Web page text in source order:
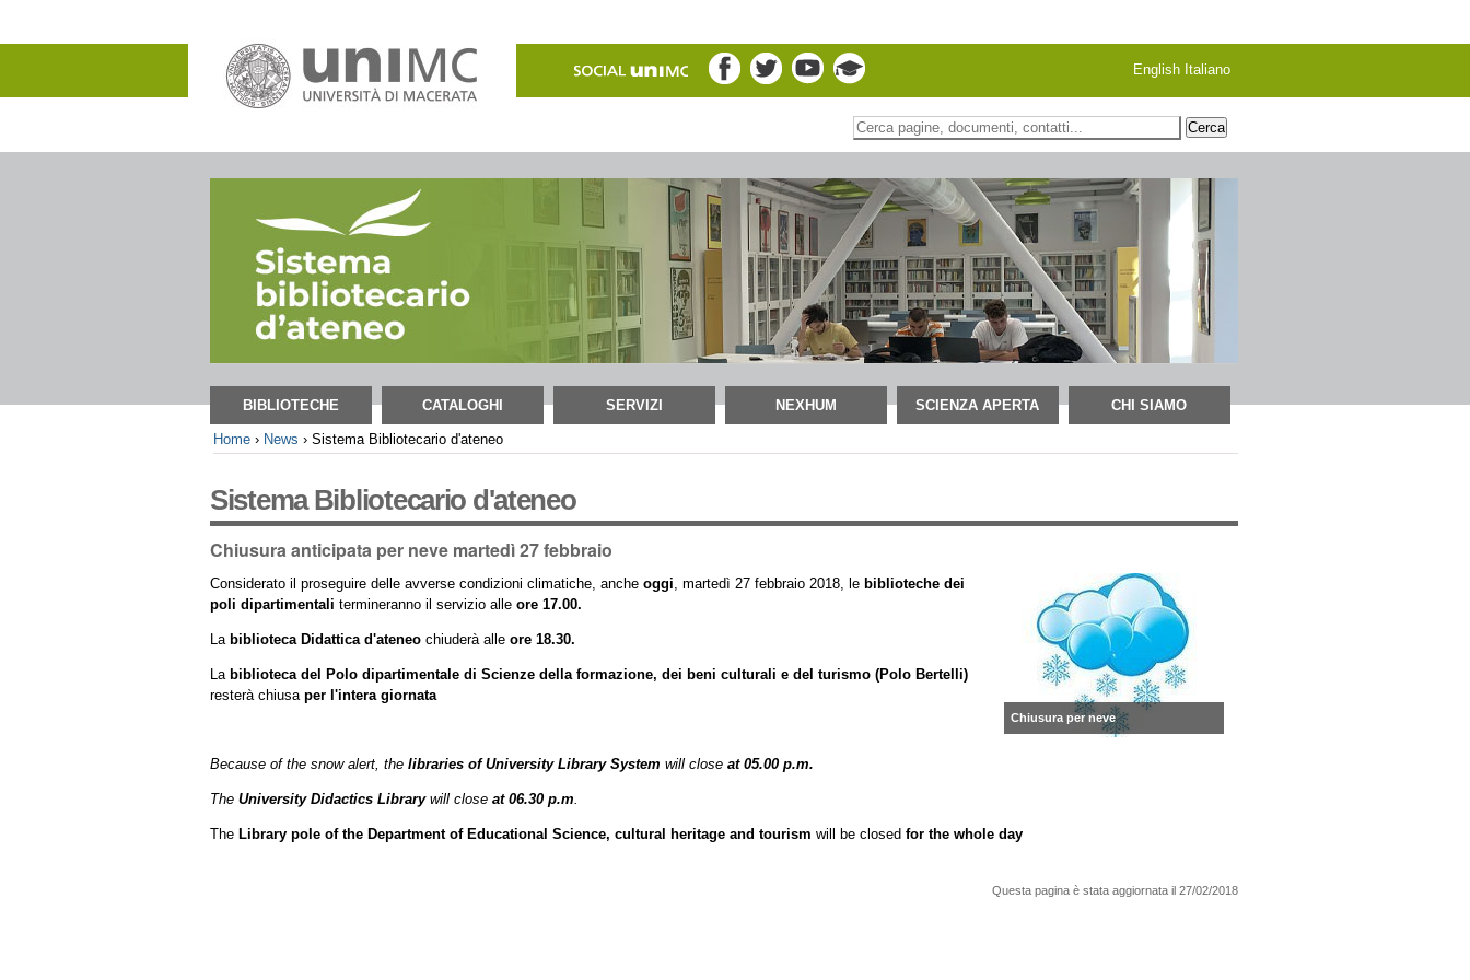
contenuti.
Salta
alla
English Italiano
Inserire il termine di ricerca
SezioniBIBLIOTECHE CATALOGHI SERVIZI NEXHUM SCIENZA APERTA CHI SIAMO
Home › News ›Sistema Bibliotecario d'ateneo
Sistema Bibliotecario d'ateneo
Chiusura anticipata per neve martedì 27 febbraio
Chiusura per neve
Considerato il proseguire delle avverse condizioni climatiche, anche oggi, martedì 27 febbraio 2018, le biblioteche dei
poli dipartimentali termineranno il servizio alle ore 17.00.
La biblioteca Didattica d'ateneo chiuderà alle ore 18.30.
Labiblioteca del Polo dipartimentale di Scienze della formazione, dei beni culturali e del turismo (Polo Bertelli)
resterà chiusa per l'intera giornata
Because of the snow alert, the libraries of University Library System will close at 05.00 p.m.
The University Didactics Library will close at 06.30 p.m.
TheLibrary pole of the Department of Educational Science, cultural heritage and tourism will be closed for the whole day
Questa pagina è stata aggiornata il 27/02/2018